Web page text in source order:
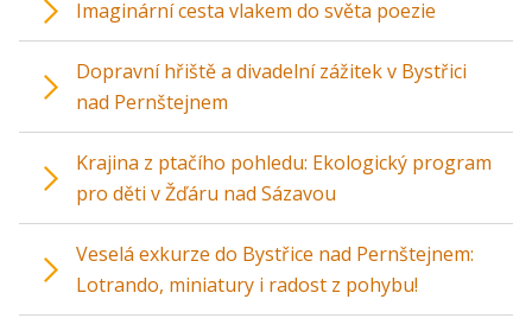
Imaginární cesta vlakem do světa poezie
Dopravní hřiště a divadelní zážitek v Bystřici
nad Pernštejnem
Krajina z ptačího pohledu: Ekologický program
pro děti v Žďáru nad Sázavou
Veselá exkurze do Bystřice nad Pernštejnem:
Lotrando, miniatury i radost z pohybu!